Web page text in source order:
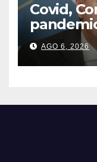
Covid,
virus
AGO 6, 2026